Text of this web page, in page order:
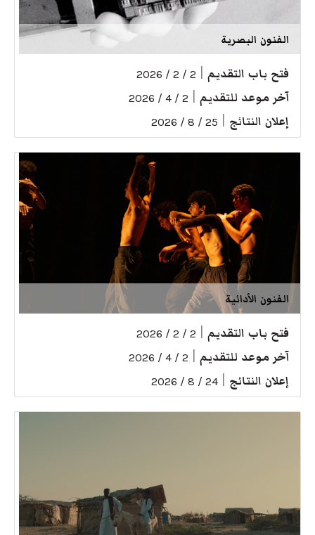
الفنون البصرية
فتح باب التقديم 2 / 2 / 2026
آخر موعد للتقديم 2 / 4 / 2026
إعلان النتائج 25 / 8 / 2026
الفنون الأدائية
فتح باب التقديم 2 / 2 / 2026
آخر موعد للتقديم 2 / 4 / 2026
إعلان النتائج 24 / 8 / 2026